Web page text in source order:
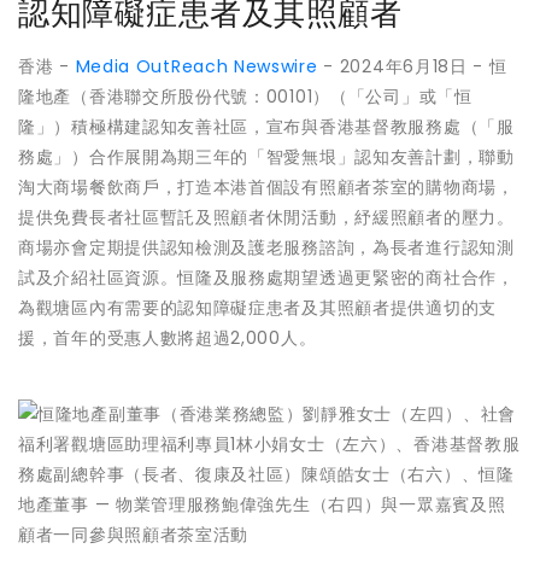
認知障礙症患者及其照顧者
香港 - Media OutReach Newswire - 2024年6月18日 - 恒
隆地產（香港聯交所股份代號：00101）（「公司」或「恒
隆」）積極構建認知友善社區，宣布與香港基督教服務處（「服
務處」）合作展開為期三年的「智愛無垠」認知友善計劃，聯動
淘大商場餐飲商戶，打造本港首個設有照顧者茶室的購物商場，
提供免費長者社區暫託及照顧者休閒活動，紓緩照顧者的壓力。
商場亦會定期提供認知檢測及護老服務諮詢，為長者進行認知測
試及介紹社區資源。恒隆及服務處期望透過更緊密的商社合作，
為觀塘區內有需要的認知障礙症患者及其照顧者提供適切的支
援，首年的受惠人數將超過2,000人。